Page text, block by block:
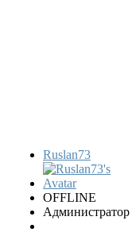
Ruslan73
OFFLINE
Администратор